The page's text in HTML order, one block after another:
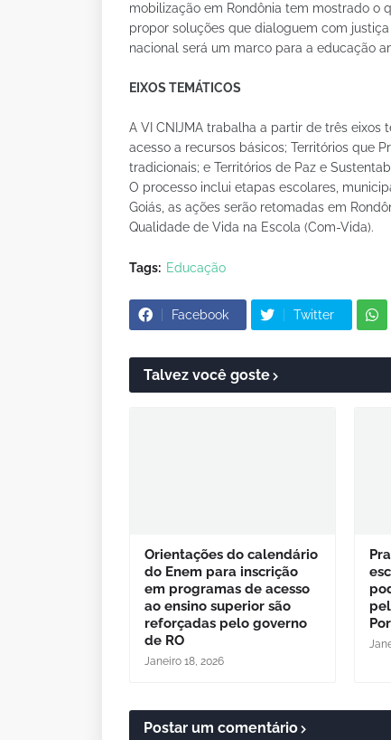
mobilização em Rondônia tem mostrado o
propor soluções que dialoguem com
nacional será um marco para a educação
EIXOS TEMÁTICOS
A VI CNIJMA trabalha a partir de três eixos
acesso a recursos básicos; Territórios que
tradicionais; e Territórios de Paz e
O processo inclui etapas escolares,
Goiás, as ações serão retomadas em
Qualidade de Vida na Escola (Com-Vida).
Tags: Educação
Facebook Twitter
Talvez você goste
Orientações do calendário
do Enem para inscrição
em programas de acesso
ao ensino superior são
reforçadas pelo governo
de RO
Janeiro 18, 2026
Postar um comentário